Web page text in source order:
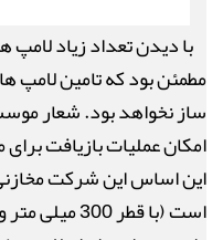
با دیدن تعداد زیاد
مطمئن بود که تامین لامپ
ساز نخواهد بود. شعار
امکان عملیات بازیافت
این اساس این شرکت